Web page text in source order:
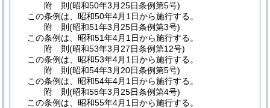
附 則(昭和50年3月25日条例第5号)
この条例は、昭和50年4月1日から施行する。
附 則(昭和51年3月25日条例第3号)
この条例は、昭和51年4月1日から施行する。
附 則(昭和53年3月27日条例第12号)
この条例は、昭和53年4月1日から施行する。
附 則(昭和54年3月20日条例第5号)
この条例は、昭和54年4月1日から施行する。
附 則(昭和55年3月25日条例第4号)
この条例は、昭和55年4月1日から施行する。